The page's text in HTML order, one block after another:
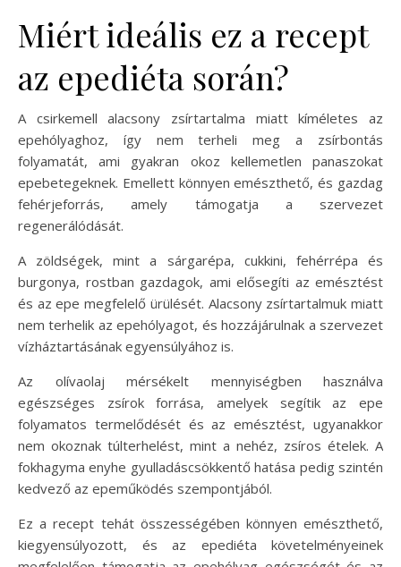
Miért ideális ez a recept
az epediéta során?
A csirkemell alacsony zsírtartalma miatt kíméletes az
epehólyaghoz, így nem terheli meg a zsírbontás
folyamatát, ami gyakran okoz kellemetlen panaszokat
epebetegeknek. Emellett könnyen emészthető, és gazdag
fehérjeforrás, amely támogatja a szervezet
regenerálódását.
A zöldségek, mint a sárgarépa, cukkini, fehérrépa és
burgonya, rostban gazdagok, ami elősegíti az emésztést
és az epe megfelelő ürülését. Alacsony zsírtartalmuk miatt
nem terhelik az epehólyagot, és hozzájárulnak a szervezet
vízháztartásának egyensúlyához is.
Az olívaolaj mérsékelt mennyiségben használva
egészséges zsírok forrása, amelyek segítik az epe
folyamatos termelődését és az emésztést, ugyanakkor
nem okoznak túlterhelést, mint a nehéz, zsíros ételek. A
fokhagyma enyhe gyulladáscsökkentő hatása pedig szintén
kedvező az epeműködés szempontjából.
Ez a recept tehát összességében könnyen emészthető,
kiegyensúlyozott, és az epediéta követelményeinek